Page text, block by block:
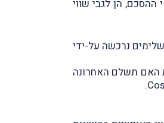
הן לגבי שווי
נרכשה על-ידי
האם תשלם האחרונה